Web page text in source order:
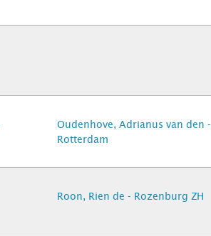
Oudenhove, Adrianus van den -
Rotterdam
Roon, Rien de - Rozenburg ZH